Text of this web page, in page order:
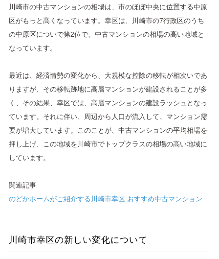
川崎市の中古マンションの相場は、市のほぼ中央に位置する中原
区がもっと高くなっています。幸区は、川崎市の7行政区のうち
の中原区についで第2位で、中古マンションの相場の高い地域と
なっています。
最近は、経済情勢の変化から、大規模な控除の移転が相次いであ
りますが、その移転跡地に高層マンションが建設されることが多
く、その結果、幸区では、高層マンションの建設ラッシュとなっ
ています。それに伴い、周辺から人口が流入して、マンション需
要が増大しています。このことが、中古マンションの平均相場を
押し上げ、この地域を川崎市でトップクラスの相場の高い地域に
しています。
関連記事
のどかホームがご紹介する川崎市幸区 おすすめ中古マンション
川崎市幸区の新しい変化について